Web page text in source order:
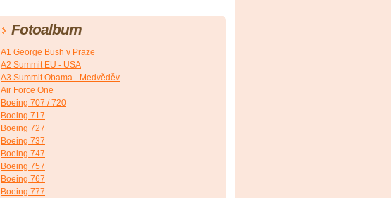
Fotoalbum
A1 George Bush v Praze
A2 Summit EU - USA
A3 Summit Obama - Medvěděv
Air Force One
Boeing 707 / 720
Boeing 717
Boeing 727
Boeing 737
Boeing 747
Boeing 757
Boeing 767
Boeing 777